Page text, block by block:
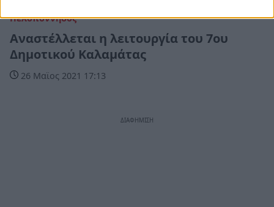
Πελοπόννησος
Αναστέλλεται η λειτουργία του 7ου
Δημοτικού Καλαμάτας
26 Μαϊος 2021 17:13